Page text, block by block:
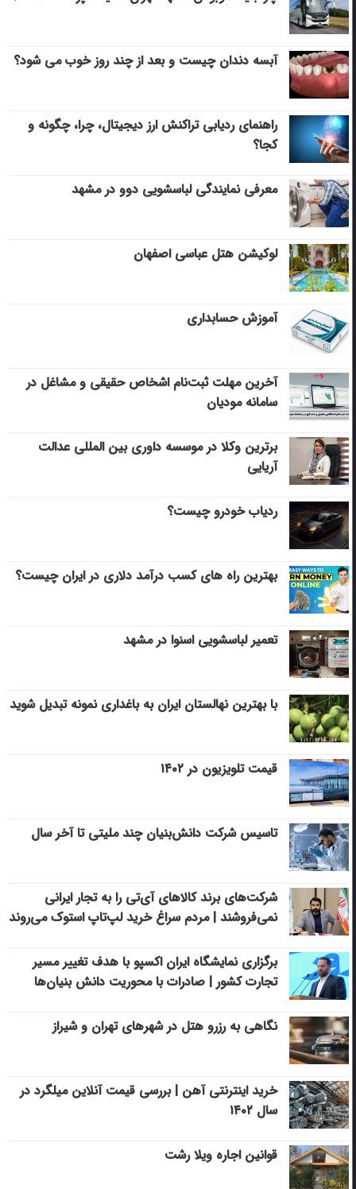
آبسه دندان چیست و بعد از چند روز خوب می‌ شود؟
راهنمای ردیابی تراکنش ارز دیجیتال، چرا، چگونه و
کجا؟
معرفی نمایندگی لباسشویی دوو در مشهد
لوکیشن هتل عباسی اصفهان
آموزش حسابداری
آخرین مهلت ثبت‌نام اشخاص حقیقی و مشاغل در
سامانه مودیان
برترین وکلا در موسسه داوری بین المللی عدالت
آریایی
ردیاب خودرو چیست؟
بهترین راه های کسب درآمد دلاری در ایران چیست؟
تعمیر لباسشویی اسنوا در مشهد
با بهترین نهالستان ایران به باغداری نمونه تبدیل شوید
قیمت تلویزیون در ۱۴۰۲
تاسیس شرکت دانش‌بنیان چند ملیتی تا آخر سال
شرکت‌های برند کالاهای آی‌تی را به تجار ایرانی
نمی‌فروشند | مردم سراغ خرید لپ‌تاپ استوک می‌روند
برگزاری نمایشگاه ایران اکسپو با هدف تغییر مسیر
تجارت کشور | صادرات با محوریت دانش بنیان‌ها
نگاهی به رزرو هتل در شهرهای تهران و شیراز
خرید اینترنتی آهن | بررسی قیمت آنلاین میلگرد در
سال ۱۴۰۲
قوانین اجاره ویلا رشت